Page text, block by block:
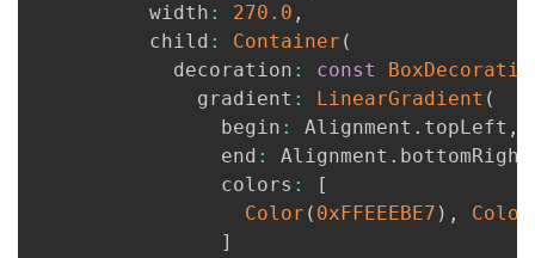
          width
: 270.0 ,
          child
: Container (
            decoration
: const
              gradient
: LinearGradient (
                begin
: Alignment . topLeft ,
                end
: Alignment . bottomRight
                colors
:
[
Color ( 0xFFEEEBE7 ) , Color
]